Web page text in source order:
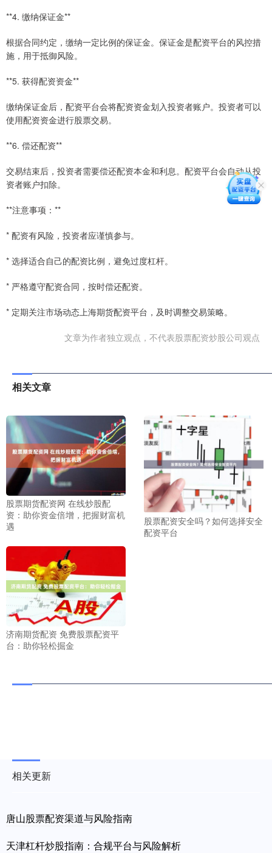
**4. 缴纳保证金**
根据合同约定，缴纳一定比例的保证金。保证金是配资平台的风控措
施，用于抵御风险。
**5. 获得配资资金**
缴纳保证金后，配资平台会将配资资金划入投资者账户。投资者可以
使用配资资金进行股票交易。
**6. 偿还配资**
交易结束后，投资者需要偿还配资本金和利息。配资平台会自动从投
资者账户扣除。
**注意事项：**
* 配资有风险，投资者应谨慎参与。
* 选择适合自己的配资比例，避免过度杠杆。
* 严格遵守配资合同，按时偿还配资。
* 定期关注市场动态上海期货配资平台，及时调整交易策略。
文章为作者独立观点，不代表股票配资炒股公司观点
相关文章
股票期货配资网 在线炒股配
资：助你资金倍增，把握财富机
遇
股票配资安全吗？如何选择安全
配资平台
济南期货配资 免费股票配资平
台：助你轻松掘金
相关更新
唐山股票配资渠道与风险指南
天津杠杆炒股指南：合规平台与风险解析